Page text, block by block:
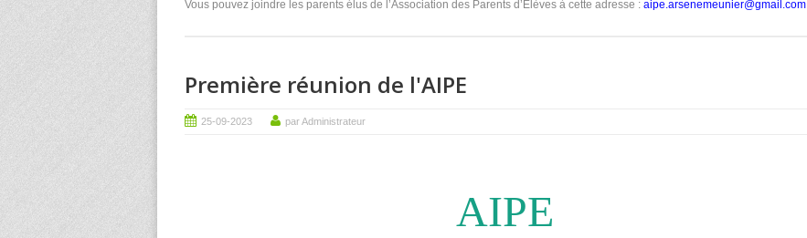
Vous pouvez joindre les parents élus de l’Association des Parents d’Elèves à cette adresse : aipe.arsenemeunier@gmail.com
Première réunion de l'AIPE
25-09-2023 par Administrateur
AIPE